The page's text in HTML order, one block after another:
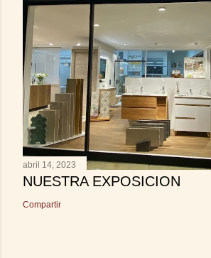
abril 14, 2023
NUESTRA EXPOSICION
Compartir